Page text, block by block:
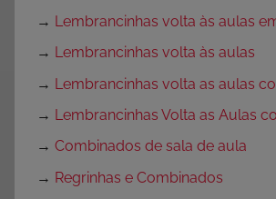
→ Lembrancinhas volta às aulas
→ Lembrancinhas volta às aulas
→ Lembrancinhas volta as aulas
→ Lembrancinhas Volta as Aulas
→ Combinados de sala de aula
→ Regrinhas e Combinados